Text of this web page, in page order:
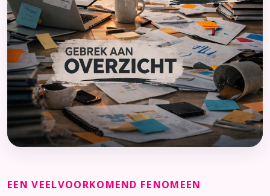
EEN VEELVOORKOMEND FENOMEEN